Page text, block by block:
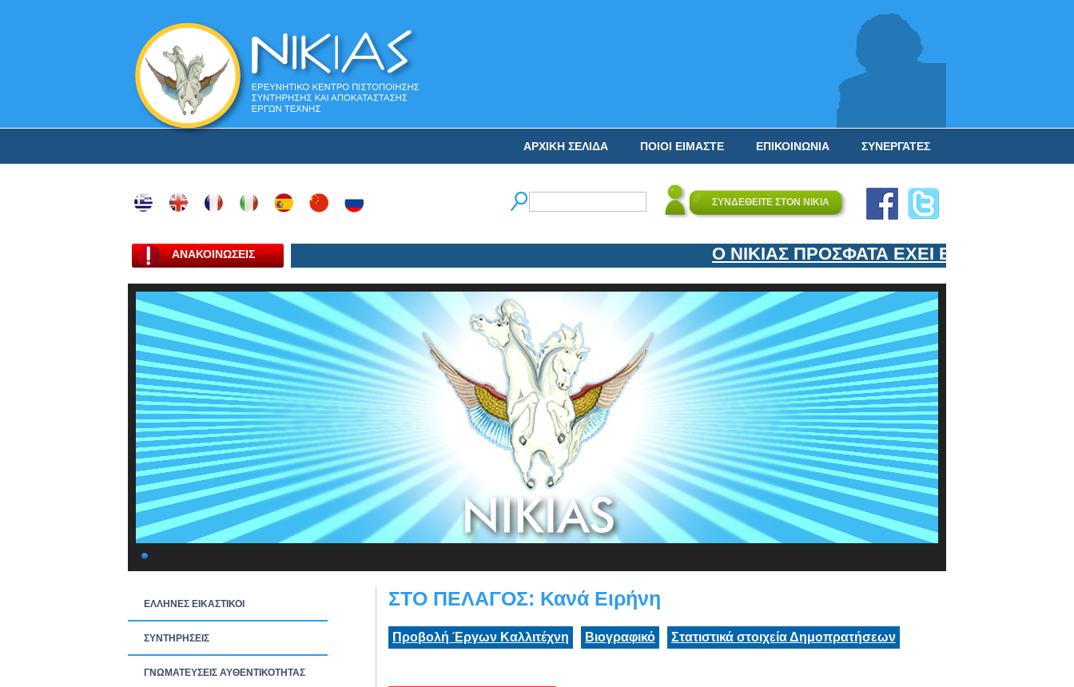
ΣΥΝΕΡΓΑΤΕΣ
ΕΠΙΚΟΙΝΩΝΙΑ
ΠΟΙΟΙ ΕΙΜΑΣΤΕ
ΑΡΧΙΚΗ ΣΕΛΙΔΑ
ΣΥΝΔΕΘΕΙΤΕ ΣΤΟΝ ΝΙΚΙΑ
ΑΝΑΚΟΙΝΩΣΕΙΣ Ο ΝΙΚΙΑΣ ΠΡΟΣΦΑΤΑ ΕΧΕΙ ΕΝΤΑΞΕΙ ΣΤΟΝ
ΕΛΛΗΝΕΣ ΕΙΚΑΣΤΙΚΟΙ
ΣΥΝΤΗΡΗΣΕΙΣ
ΓΝΩΜΑΤΕΥΣΕΙΣ ΑΥΘΕΝΤΙΚΟΤΗΤΑΣ
ΣΤΟ ΠΕΛΑΓΟΣ: Κανά Ειρήνη
Προβολή Έργων Καλλιτέχνη Βιογραφικό Στατιστικά στοιχεία Δημοπρατήσεων